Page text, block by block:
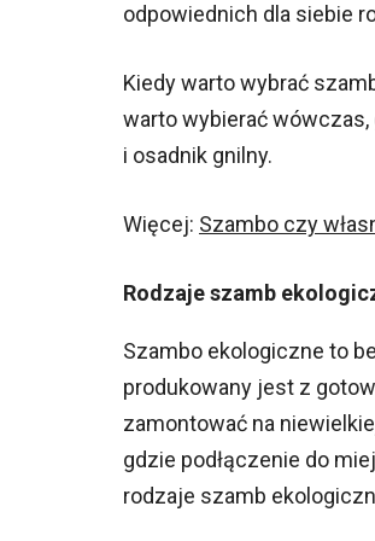
odpowiednich dla siebie
Kiedy warto wybrać
warto wybierać
i osadnik gnilny.
Więcej: Szambo czy
Rodzaje szamb
Szambo ekologiczne to
produkowany jest z
zamontować na
gdzie podłączenie do
rodzaje szamb